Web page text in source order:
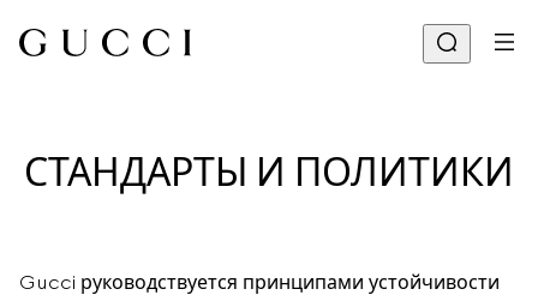
СТАНДАРТЫ И ПОЛИТИКИ
Gucci руководствуется принципами устойчивости